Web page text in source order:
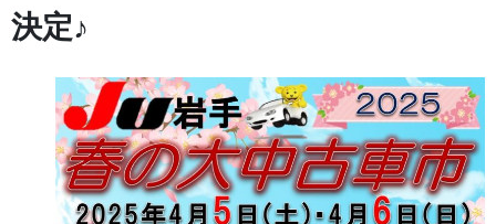
決定♪